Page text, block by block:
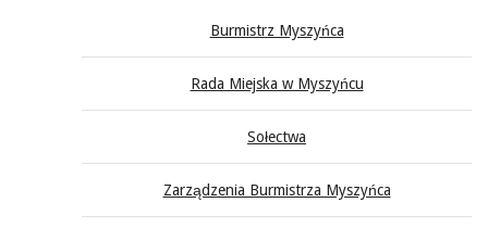
Burmistrz Myszyńca
Rada Miejska w Myszyńcu
Sołectwa
Zarządzenia Burmistrza Myszyńca